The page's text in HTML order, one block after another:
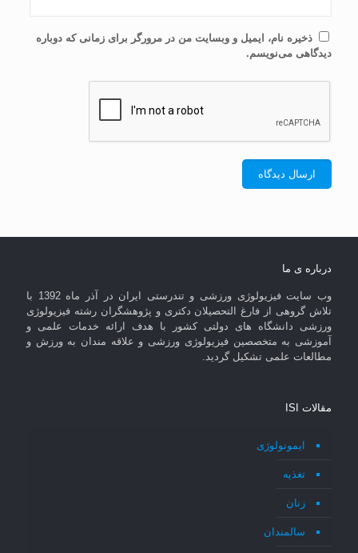
ذخیره نام، ایمیل و وبسایت من در مرورگر برای زمانی که دوباره
دیدگاهی می‌نویسم.
درباره ی ما
وب سایت فیزیولوژی ورزشی و تندرستی ایران در آذر ماه 1392 با
تلاش گروهی از فارغ التحصیلان دکتری و پژوهشگران رشته فیزیولوژی
ورزشی دانشگاه های دولتی کشور با هدف ارائه خدمات علمی و
آموزشی به متخصصین فیزیولوژی ورزشی و علاقه مندان به ورزش و
مطالعات علمی تشکیل گردید.
مقالات ISI
ایمونولوژی
تغذیه
زنان
سالمندان